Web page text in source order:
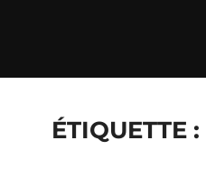
ÉTIQUETTE :